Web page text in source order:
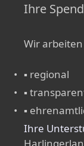
Ihre
Wir arbeiten
▪ regional
▪
▪
Ihre